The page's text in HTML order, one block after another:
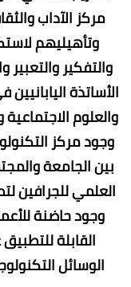
مركز الآداب
وتأهيليهم
والتفكير
الأساتذة
والعلوم
وجود مركز
بين الجامعة
العلمي للجرافين
وجود حاضنة
القابلة
الوسائل